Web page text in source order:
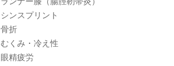
シンスプリント
骨折
むくみ・冷え性
眼精疲労